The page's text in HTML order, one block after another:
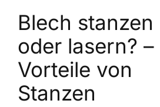
Services
Blog
Unternehmen
Blech stanzen
oder lasern? –
Vorteile von
Stanzen